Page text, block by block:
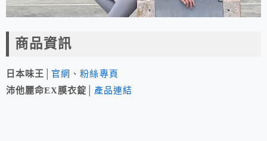
商品資訊
日本味王 官網 、粉絲專頁
沛他麗命EX膜衣錠
產品連結